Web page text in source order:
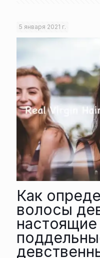
5 января 2021 г.
Как
волосы
настоящие